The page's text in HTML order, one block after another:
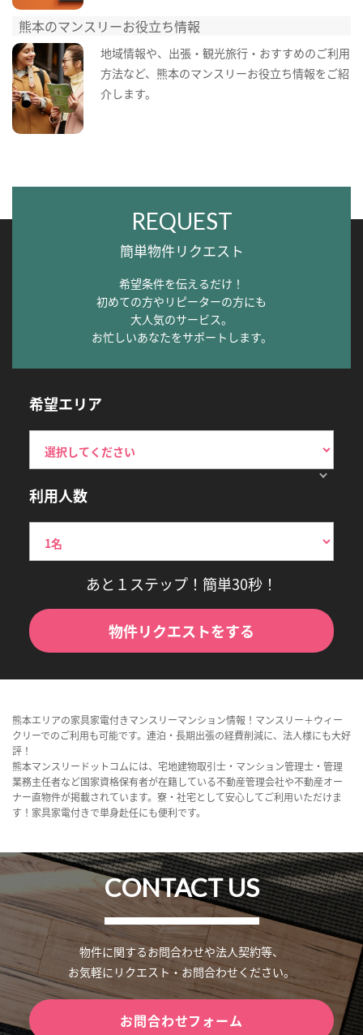
熊本のマンスリーお役立ち情報
地域情報や、出張・観光旅行・おすすめのご利用
方法など、熊本のマンスリーお役立ち情報をご紹
介します。
REQUEST
簡単物件リクエスト
希望条件を伝えるだけ！
初めての方やリピーターの方にも
大人気のサービス。
お忙しいあなたをサポートします。
希望エリア
利用人数
あと１ステップ！簡単30秒！
物件リクエストをする
熊本エリアの家具家電付きマンスリーマンション情報！マンスリー＋ウィー
クリーでのご利用も可能です。連泊・長期出張の経費削減に、法人様にも大好
評！
熊本マンスリードットコムには、宅地建物取引士・マンション管理士・管理
業務主任者など国家資格保有者が在籍している不動産管理会社や不動産オー
ナー直物件が掲載されています。寮・社宅として安心してご利用いただけま
す！家具家電付きで単身赴任にも便利です。
CONTACT US
物件に関するお問合わせや法人契約等、
お気軽にリクエスト・お問合わせください。
お問合わせフォーム